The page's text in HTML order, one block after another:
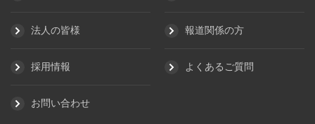
法人の皆様 報道関係の方
採用情報 よくあるご質問
お問い合わせ